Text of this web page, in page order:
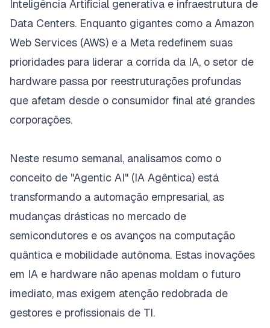
Inteligência Artificial generativa e infraestrutura de
Data Centers. Enquanto gigantes como a Amazon
Web Services (AWS) e a Meta redefinem suas
prioridades para liderar a corrida da IA, o setor de
hardware passa por reestruturações profundas
que afetam desde o consumidor final até grandes
corporações.
Neste resumo semanal, analisamos como o
conceito de "Agentic AI" (IA Agêntica) está
transformando a automação empresarial, as
mudanças drásticas no mercado de
semicondutores e os avanços na computação
quântica e mobilidade autônoma. Estas inovações
em IA e hardware não apenas moldam o futuro
imediato, mas exigem atenção redobrada de
gestores e profissionais de TI.